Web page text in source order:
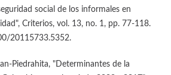
social de los informales en
Criterios, vol. 13, no. 1, pp. 77-118.
20115733.5352.
Piedrahita, "Determinantes de la